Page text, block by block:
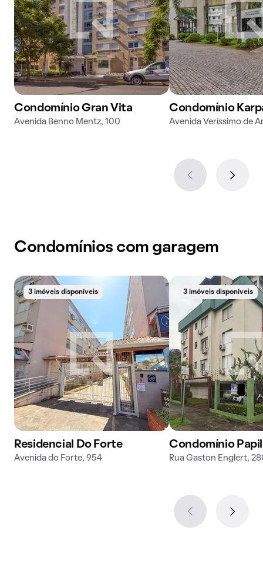
Condomínio Gran Vita
Avenida Benno Mentz, 100
Condomínio
Avenida Veríssimo de
Condomínios com garagem
3 imóveis disponíveis
Residencial Do Forte
Avenida do Forte, 954
3 imóveis disponíveis
Condomínio
Rua Gaston Englert,